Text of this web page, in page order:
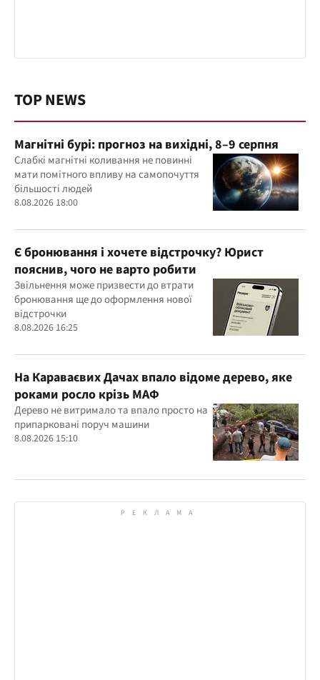
TOP NEWS
Магнітні бурі: прогноз на вихідні, 8–9 серпня
Слабкі магнітні коливання не повинні
мати помітного впливу на самопочуття
більшості людей
8.08.2026 18:00
Є бронювання і хочете відстрочку? Юрист
пояснив, чого не варто робити
Звільнення може призвести до втрати
бронювання ще до оформлення нової
відстрочки
8.08.2026 16:25
На Караваєвих Дачах впало відоме дерево, яке
роками росло крізь МАФ
Дерево не витримало та впало просто на
припарковані поруч машини
8.08.2026 15:10